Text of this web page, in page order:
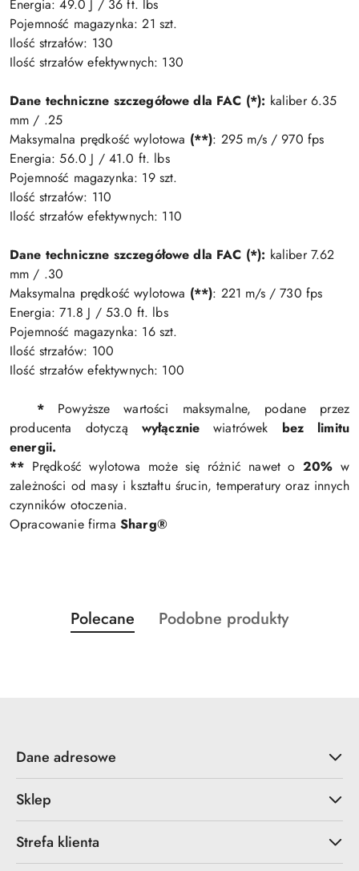
Energia: 49.0 J / 36 ft. lbs
Pojemność magazynka: 21 szt.
Ilość strzałów: 130
Ilość strzałów efektywnych: 130
Dane techniczne szczegółowe dla FAC (*): kaliber 6.35
mm / .25
Maksymalna prędkość wylotowa (**): 295 m/s / 970 fps
Energia: 56.0 J / 41.0 ft. lbs
Pojemność magazynka: 19 szt.
Ilość strzałów: 110
Ilość strzałów efektywnych: 110
Dane techniczne szczegółowe dla FAC (*): kaliber 7.62
mm / .30
Maksymalna prędkość wylotowa (**): 221 m/s / 730 fps
Energia: 71.8 J / 53.0 ft. lbs
Pojemność magazynka: 16 szt.
Ilość strzałów: 100
Ilość strzałów efektywnych: 100
* Powyższe wartości maksymalne, podane przez
producenta dotyczą wyłączniewiatrówek bez limitu
energii.
** Prędkość wylotowa może się różnić nawet o 20% w
zależności od masy i kształtu śrucin, temperatury oraz innych
czynników otoczenia.
Opracowanie firma Sharg®
Pomiń karuzelę produktów
Produkty
o
Polecane
Produkty
Podobne produkty
Dane adresowe
Sklep
Strefa klienta